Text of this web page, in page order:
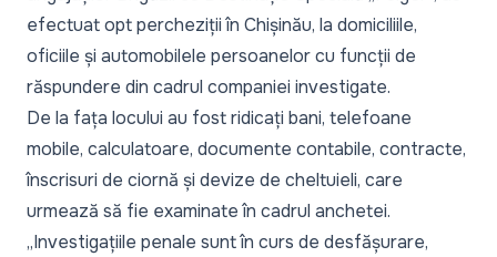
efectuat opt percheziții în Chișinău, la domiciliile,
oficiile și automobilele persoanelor cu funcții de
răspundere din cadrul companiei investigate.
De la fața locului au fost ridicați bani, telefoane
mobile, calculatoare, documente contabile, contracte,
înscrisuri de ciornă și devize de cheltuieli, care
urmează să fie examinate în cadrul anchetei.
„Investigațiile penale sunt în curs de desfășurare,